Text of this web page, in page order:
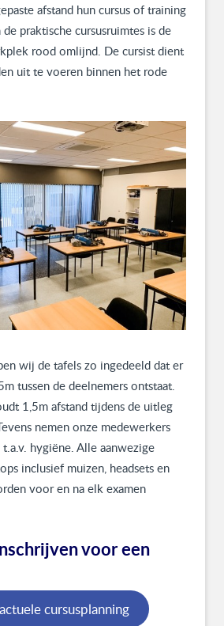
afstand hun cursus of training
praktische cursusruimtes is de
rood omlijnd. De cursist dient
uit te voeren binnen het rode
wij de tafels zo ingedeeld dat er
tussen de deelnemers ontstaat.
1,5m afstand tijdens de uitleg
nemen onze medewerkers
hygiëne. Alle aanwezige
inclusief muizen, headsets en
voor en na elk examen
voor een
cursusplanning